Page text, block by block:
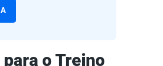
o Treino